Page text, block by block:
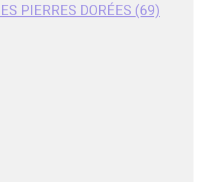
PIERRES DORÉES (69)